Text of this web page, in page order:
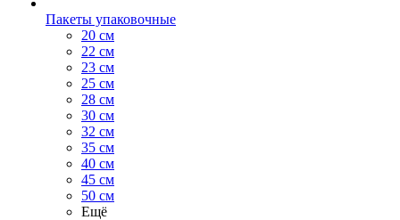
Пакеты упаковочные
20 см
22 см
23 см
25 см
28 см
30 см
32 см
35 см
40 см
45 см
50 см
Ещё